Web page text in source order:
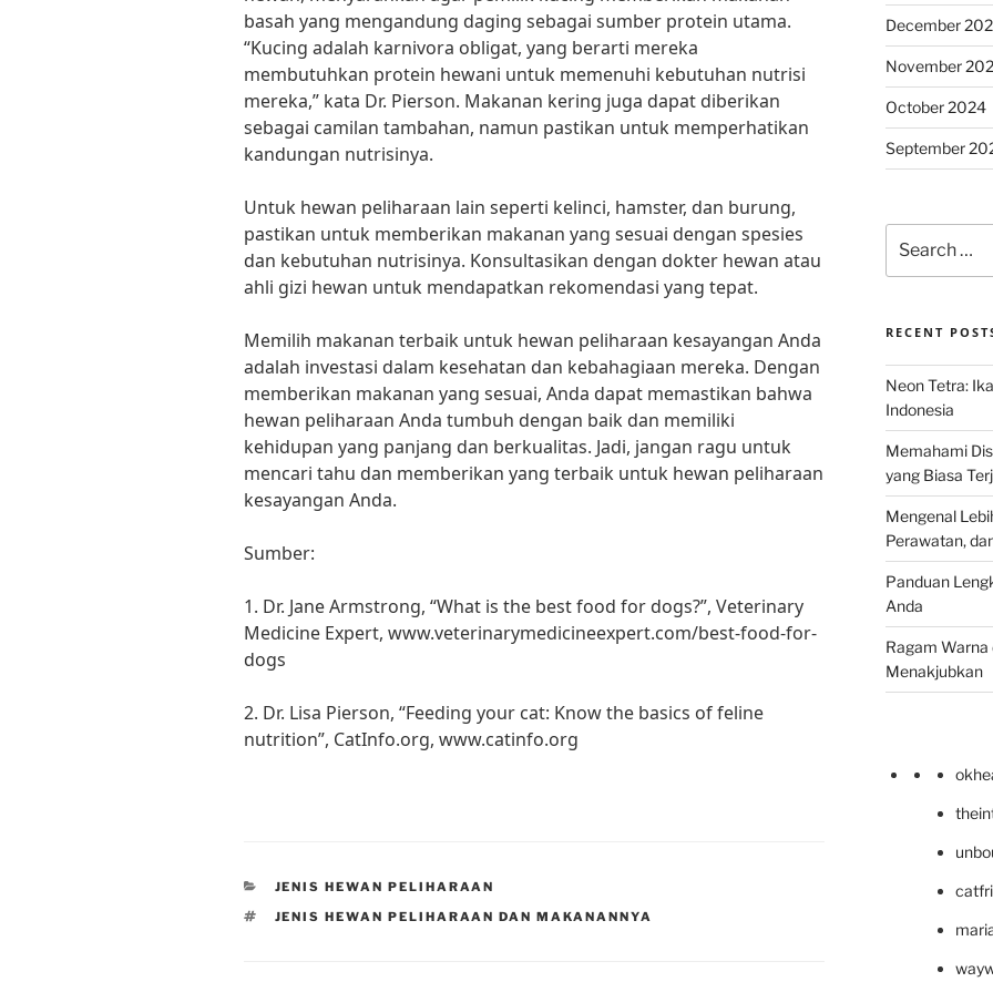
basah yang mengandung daging sebagai sumber protein utama.
“Kucing adalah karnivora obligat, yang berarti mereka
membutuhkan protein hewani untuk memenuhi kebutuhan nutrisi
mereka,” kata Dr. Pierson. Makanan kering juga dapat diberikan
sebagai camilan tambahan, namun pastikan untuk memperhatikan
kandungan nutrisinya.
Untuk hewan peliharaan lain seperti kelinci, hamster, dan burung,
pastikan untuk memberikan makanan yang sesuai dengan spesies
dan kebutuhan nutrisinya. Konsultasikan dengan dokter hewan atau
ahli gizi hewan untuk mendapatkan rekomendasi yang tepat.
Memilih makanan terbaik untuk hewan peliharaan kesayangan Anda
adalah investasi dalam kesehatan dan kebahagiaan mereka. Dengan
memberikan makanan yang sesuai, Anda dapat memastikan bahwa
hewan peliharaan Anda tumbuh dengan baik dan memiliki
kehidupan yang panjang dan berkualitas. Jadi, jangan ragu untuk
mencari tahu dan memberikan yang terbaik untuk hewan peliharaan
kesayangan Anda.
Sumber:
1. Dr. Jane Armstrong, “What is the best food for dogs?”, Veterinary
Medicine Expert, www.veterinarymedicineexpert.com/best-food-for-
dogs
2. Dr. Lisa Pierson, “Feeding your cat: Know the basics of feline
nutrition”, CatInfo.org, www.catinfo.org
CATEGORIES
JENIS HEWAN PELIHARAAN
TAGS
JENIS HEWAN PELIHARAAN DAN MAKANANNYA
December
November
October 2024
September
for:
RECENT
Neon Tetra:
Indonesia
Memahami
yang Biasa
Mengenal
Perawatan,
Panduan
Anda
Ragam
Menakjubkan